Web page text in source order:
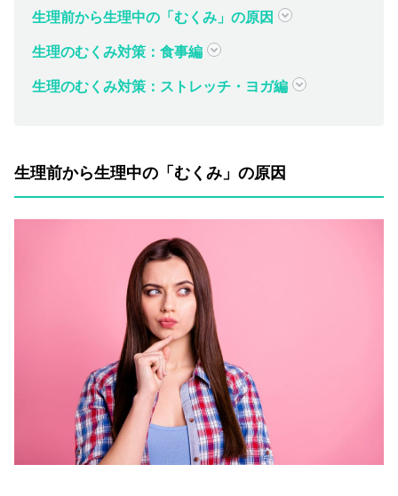
生理前から生理中の「むくみ」の原因
生理のむくみ対策：食事編
生理のむくみ対策：ストレッチ・ヨガ編
生理前から生理中の「むくみ」の原因